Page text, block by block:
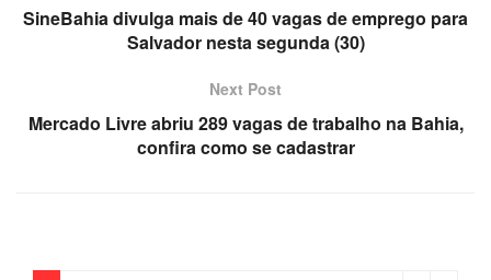
SineBahia divulga mais de 40 vagas de emprego para
Salvador nesta segunda (30)
Next Post
Mercado Livre abriu 289 vagas de trabalho na Bahia,
confira como se cadastrar